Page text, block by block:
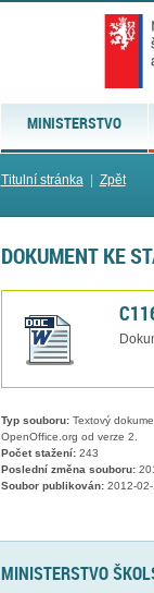
MINISTERSTVO
Titulní stránka| Zpět
DOKUMENT KE
Typ souboru:Textový
OpenOffice.org od verze 2.
Počet stažení:243
Poslední změna souboru:
Soubor publikován:2012-02-
MINISTERSTVO